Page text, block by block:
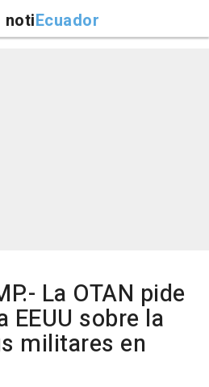
notiEcuador
La OTAN pide
EEUU sobre la
militares en